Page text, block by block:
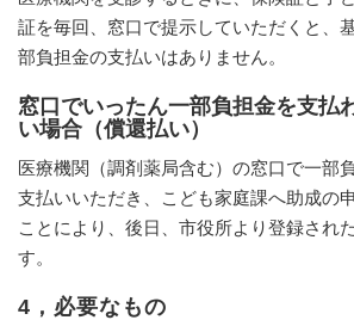
証を毎回、窓口で提示していただくと、
部負担金の支払いはありません。
窓口でいったん一部負担金を支払
い場合（償還払い）
医療機関（調剤薬局含む）の窓口で一部
支払いいただき、こども家庭課へ助成の
ことにより、後日、市役所より登録され
す。
4，必要なもの